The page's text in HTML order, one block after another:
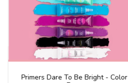
Primers Dare To Be Bright - Color